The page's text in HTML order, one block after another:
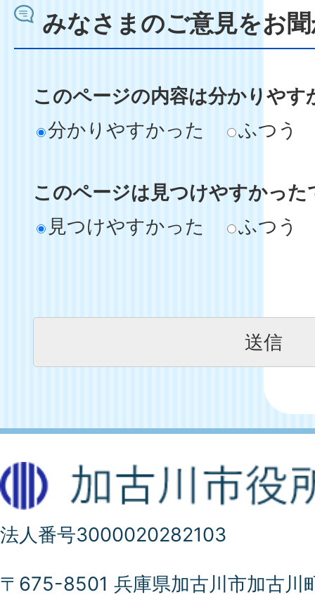
みなさまのご意見をお
このページの内容は分かりやす
分かりやすかった
ふつう
このページは見つけやすかった
見つけやすかった
ふつう
法人番号3000020282103
〒675-8501 兵庫県加古川市加古川